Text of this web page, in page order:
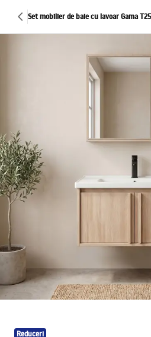
Set mobilier de baie cu lavoar Gama
Reduceri